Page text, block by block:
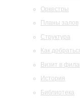
Оркестры
Планы залов
Структура
Как
Визит в
История
Библиотека